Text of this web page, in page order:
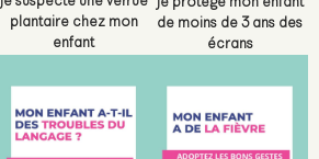
plantaire chez mon
enfant
de moins de 3 ans des
écrans